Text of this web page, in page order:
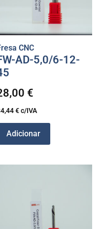
CNC
AD-5,0/6-12-
€
€c/IVA
Adicionar